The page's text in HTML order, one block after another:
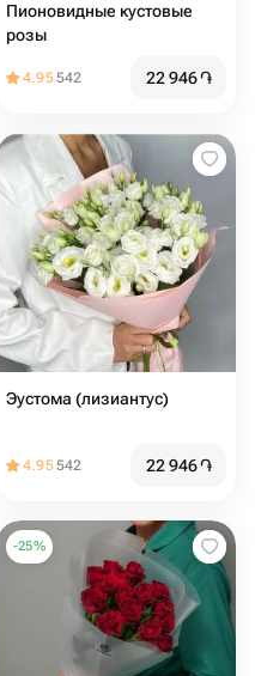
Пионовидные кустовые
розы
4.95542 22 946֏
Эустома (лизиантус)
4.95542 22 946֏
-25%